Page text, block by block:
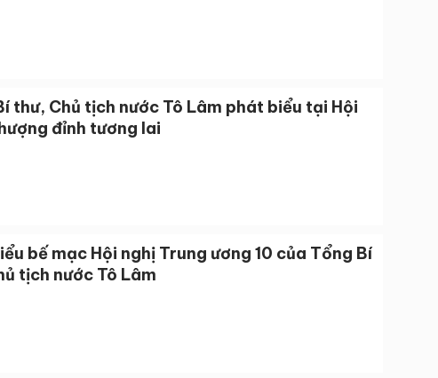
thư, Chủ tịch nước Tô Lâm phát biểu tại Hội
đỉnh tương lai
bế mạc Hội nghị Trung ương 10 của Tổng Bí
tịch nước Tô Lâm